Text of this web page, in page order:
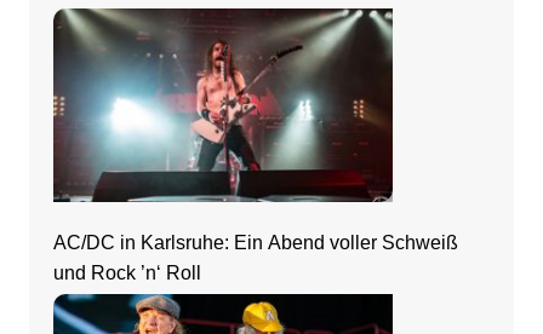
AC/DC in Karlsruhe: Ein Abend voller Schweiß
und Rock ’n‘ Roll